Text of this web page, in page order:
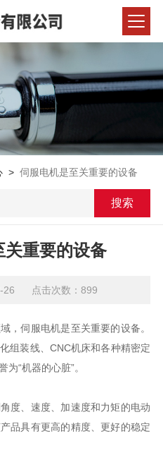
> 伺服电机是至关重要的设备
关重要的设备
26 点击次数：899
伺服电机是至关重要的设备。
组装线、CNC机床和各种精密定
“机器的心脏”。
、速度、加速度和力矩的电动
品具有更高的精度、更好的稳定